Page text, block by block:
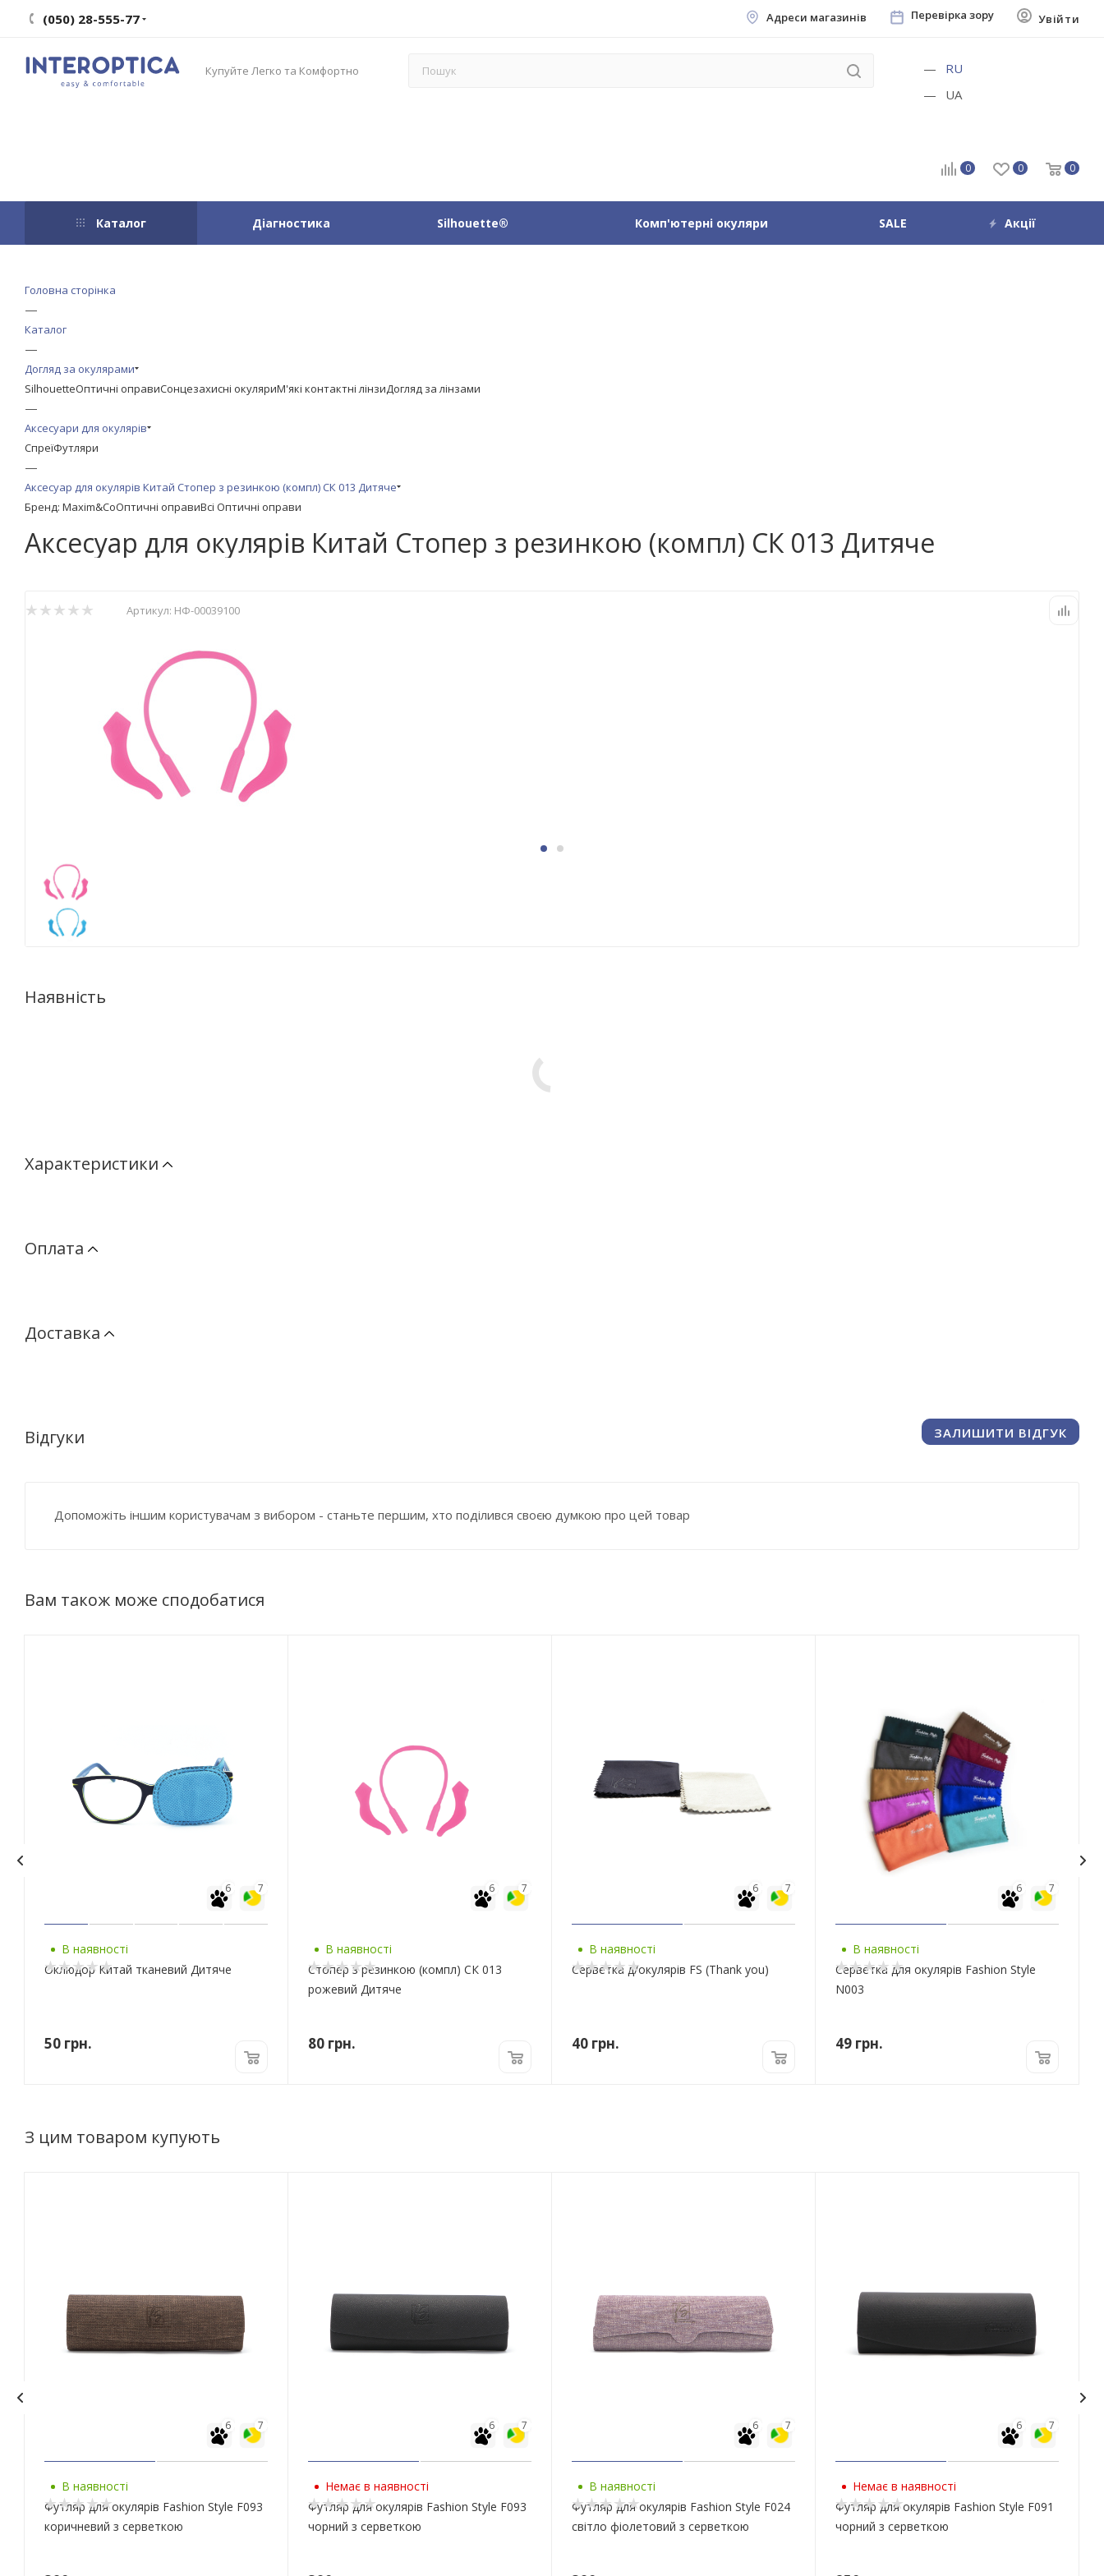
(050) 28-555-77 Адреси магазинів Перевірка зору Увійти
Купуйте Легко та Комфортно
RU
UA
0 0 0
Каталог Діагностика Silhouette® Комп'ютерні окуляри SALE Акції
Головна сторінка
—
Каталог
—
Догляд за окулярами
SilhouetteОптичні оправиСонцезахисні окуляриМ'які контактні лінзиДогляд за лінзами
—
Аксесуари для окулярів
СпреїФутляри
—
Аксесуар для окулярів Китай Стопер з резинкою (компл) СК 013 Дитяче
Бренд: Maxim&CoОптичні оправиВсі Оптичні оправи
Аксесуар для окулярів Китай Стопер з резинкою (компл) СК 013 Дитяче
Артикул: НФ-00039100
Наявність
Характеристики
Оплата
Доставка
Відгуки ЗАЛИШИТИ ВІДГУК
Допоможіть іншим користувачам з вибором - станьте першим, хто поділився своєю думкою про цей товар
Вам також може сподобатися
7
6
В наявності
Оклюдор Китай тканевий Дитяче
50 грн.
7
6
В наявності
Стопер з резинкою (компл) СК 013
рожевий Дитяче
80 грн.
7
6
В наявності
Серветка д/окулярів FS (Thank you)
40 грн.
7
6
В наявності
Серветка для окулярів Fashion Style
N003
49 грн.
З цим товаром купують
7
6
В наявності
Футляр для окулярів Fashion Style F093
коричневий з серветкою
7
6
Немає в наявності
Футляр для окулярів Fashion Style F093
чорний з серветкою
7
6
В наявності
Футляр для окулярів Fashion Style F024
світло фіолетовий з серветкою
7
6
Немає в наявності
Футляр для окулярів Fashion Style F091
чорний з серветкою